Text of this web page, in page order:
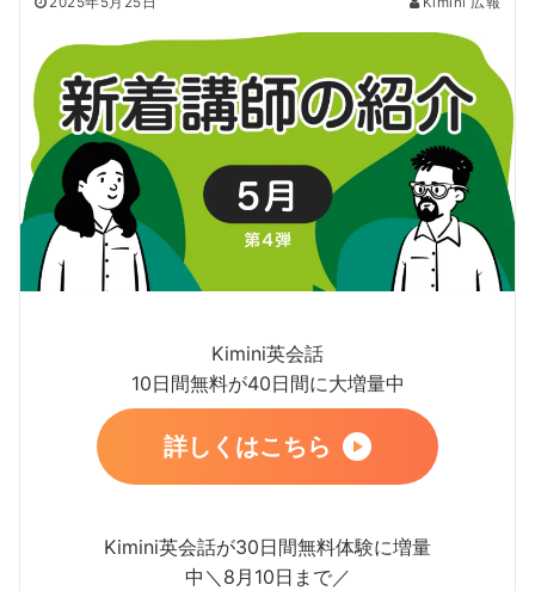
Kimini英会話
10日間無料が40日間に大増量中
詳しくはこちら
Kimini英会話が30日間無料体験に増量
中＼8月10日まで／